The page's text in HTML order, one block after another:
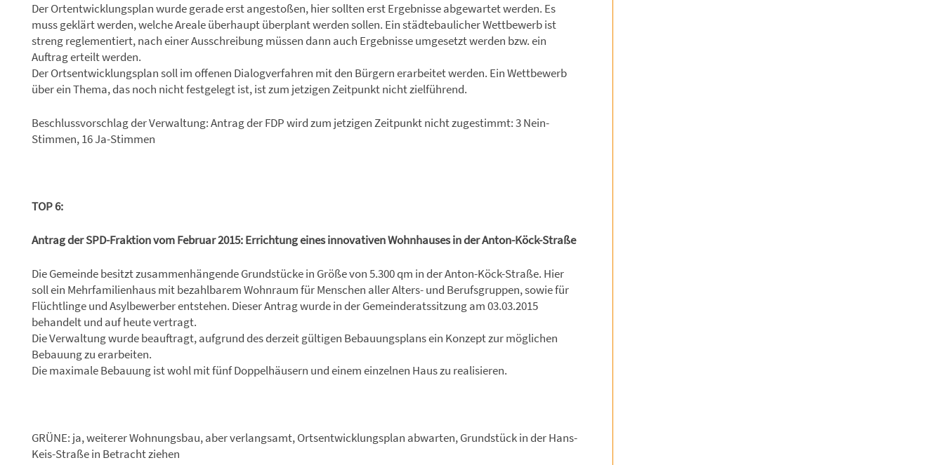
Der Ortentwicklungsplan wurde gerade erst angestoßen, hier sollten erst Ergebnisse abgewartet werden. Es
muss geklärt werden, welche Areale überhaupt überplant werden sollen. Ein städtebaulicher Wettbewerb ist
streng reglementiert, nach einer Ausschreibung müssen dann auch Ergebnisse umgesetzt werden bzw. ein
Auftrag erteilt werden.
Der Ortsentwicklungsplan soll im offenen Dialogverfahren mit den Bürgern erarbeitet werden. Ein Wettbewerb
über ein Thema, das noch nicht festgelegt ist, ist zum jetzigen Zeitpunkt nicht zielführend.
Beschlussvorschlag der Verwaltung: Antrag der FDP wird zum jetzigen Zeitpunkt nicht zugestimmt: 3 Nein-
Stimmen, 16 Ja-Stimmen
TOP 6:
Antrag der SPD-Fraktion vom Februar 2015: Errichtung eines innovativen Wohnhauses in der Anton-Köck-Straße
Die Gemeinde besitzt zusammenhängende Grundstücke in Größe von 5.300 qm in der Anton-Köck-Straße. Hier
soll ein Mehrfamilienhaus mit bezahlbarem Wohnraum für Menschen aller Alters- und Berufsgruppen, sowie für
Flüchtlinge und Asylbewerber entstehen. Dieser Antrag wurde in der Gemeinderatssitzung am 03.03.2015
behandelt und auf heute vertragt.
Die Verwaltung wurde beauftragt, aufgrund des derzeit gültigen Bebauungsplans ein Konzept zur möglichen
Bebauung zu erarbeiten.
Die maximale Bebauung ist wohl mit fünf Doppelhäusern und einem einzelnen Haus zu realisieren.
GRÜNE: ja, weiterer Wohnungsbau, aber verlangsamt, Ortsentwicklungsplan abwarten, Grundstück in der Hans-
Keis-Straße in Betracht ziehen